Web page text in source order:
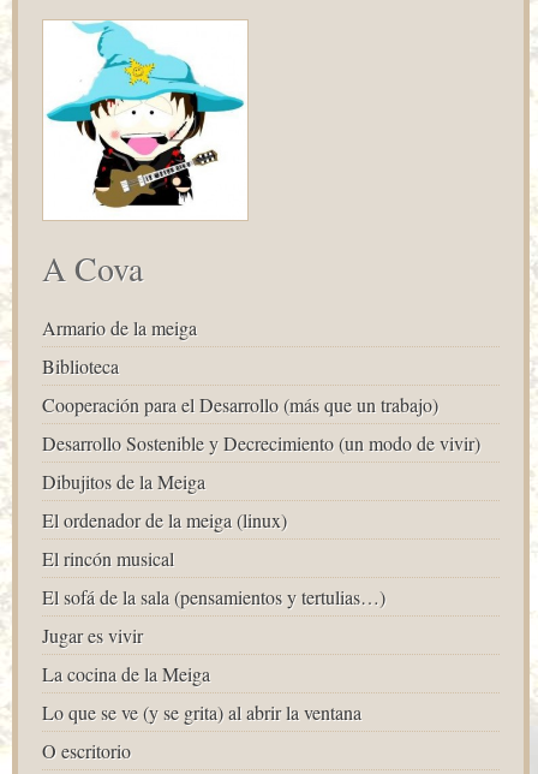
A Cova
Armario de la meiga
Biblioteca
Cooperación para el Desarrollo (más que un trabajo)
Desarrollo Sostenible y Decrecimiento (un modo de vivir)
Dibujitos de la Meiga
El ordenador de la meiga (linux)
El rincón musical
El sofá de la sala (pensamientos y tertulias…)
Jugar es vivir
La cocina de la Meiga
Lo que se ve (y se grita) al abrir la ventana
O escritorio